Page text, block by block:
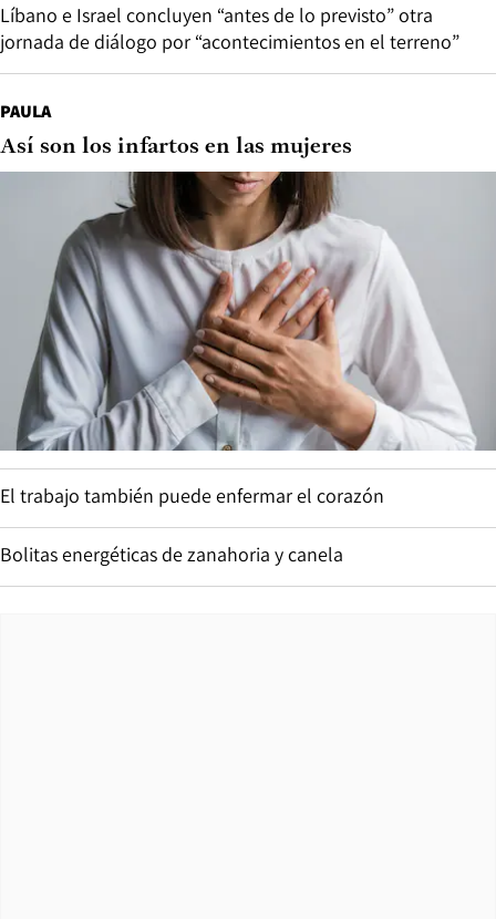
Líbano e Israel concluyen “antes de lo previsto” otra
jornada de diálogo por “acontecimientos en el terreno”
PAULA
Así son los infartos en las mujeres
El trabajo también puede enfermar el corazón
Bolitas energéticas de zanahoria y canela